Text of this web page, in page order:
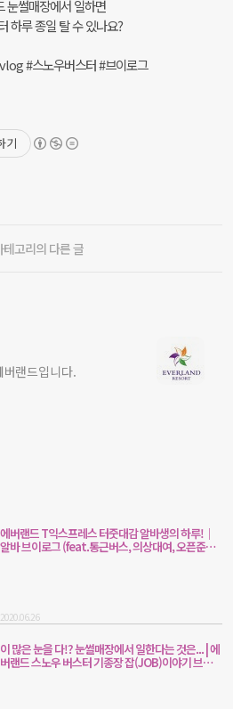
눈썰매장에서 일하면
하루 종일 탈 수 있나요?
#스노우버스터 #브이로그
기
테고리의 다른 글
랜드입니다.
에버랜드 T익스프레스 터줏대감 알바생의 하루!｜
알바 브이로그 (feat.통근버스, 의상대여, 오픈준비,
2020.06.26
이 많은 눈을 다!? 눈썰매장에서 일한다는 것은... | 에
버랜드 스노우 버스터 기종장 잡(JOB)이야기 브이